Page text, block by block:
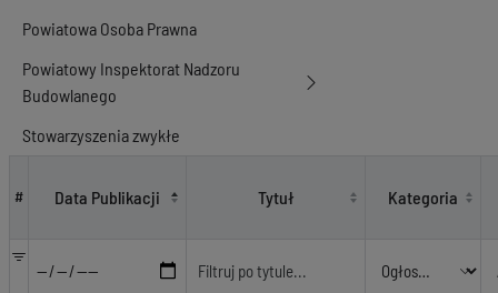
Powiatowa Osoba Prawna
Powiatowy Inspektorat Nadzoru
Budowlanego
Stowarzyszenia zwykłe
# Data Publikacji Tytuł Kategoria